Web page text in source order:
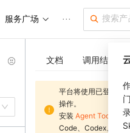
服务广场 ···
文档 调用结果
平台将使用已登录用
操作。
安装 Agent Toolkit
Code、Codex、